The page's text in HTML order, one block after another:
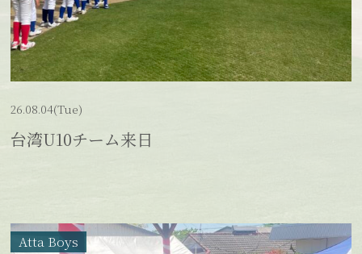
26.08.04(Tue)
台湾U10チーム来日
Atta Boys